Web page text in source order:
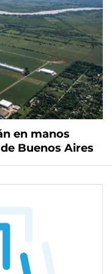
en manos
Buenos Aires